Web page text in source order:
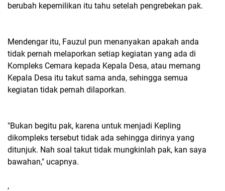
berubah kepemilikan itu tahu setelah pengrebekan pak.
Mendengar itu, Fauzul pun menanyakan apakah anda
tidak pernah melaporkan setiap kegiatan yang ada di
Kompleks Cemara kepada Kepala Desa, atau memang
Kepala Desa itu takut sama anda, sehingga semua
kegiatan tidak pernah dilaporkan.
"Bukan begitu pak, karena untuk menjadi Kepling
dikompleks tersebut tidak ada sehingga dirinya yang
ditunjuk. Nah soal takut tidak mungkinlah pak, kan saya
bawahan," ucapnya.
,